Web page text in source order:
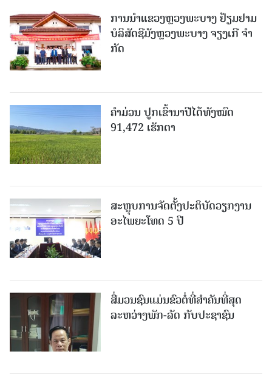
ການນຳແຂວງຫຼວງພະບາງ ຢ້ຽມ​ຢາມ
ບໍ​ລິ​ສັດຊີມັງຫຼວງພະບາງ ຈຽງເກີ ຈໍາ
ກັດ
ຄໍາມ່ວນ ປູກເຂົ້ານາປີໄດ້ທັງໝົດ
91,472 ເຮັກຕາ
ສະຫຼຸບການຈັດຕັ້ງປະຕິບັດວຽກງານ
ອະໄພຍະໂທດ 5 ປີ
ສື່ມວນຊົນແມ່ນຂົວຕໍ່ທີ່ສໍາຄັນທີ່ສຸດ
ລະຫວ່າງພັກ-ລັດ ກັບປະຊາຊົນ